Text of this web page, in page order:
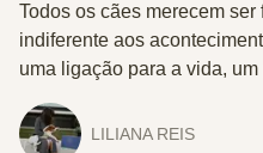
Todos os cães merecem
indiferente aos
uma ligação para a vida,
LILIANA REIS